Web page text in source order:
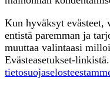
Kun hyväksyt evästeet,
entistä paremman ja
muuttaa valintaasi
Evästeasetukset-